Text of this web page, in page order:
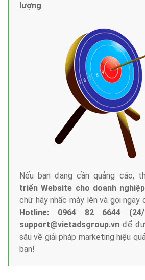
lượng.
Nếu bạn đang cần quảng cáo,
triển Website cho doanh
chừ hãy nhấc máy lên và gọi
Hotline: 0964 82 6644
support@vietadsgroup.vn để
sâu về giải pháp marketing hiệu
bạn!